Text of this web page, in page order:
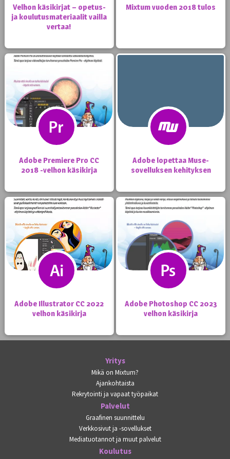
Velhon käsikirjat – opetus-
ja koulutusmateriaalit vailla
vertaa!
Mixtum vuoden 2018 tulos
Adobe Premiere Pro CC
2018 -velhon käsikirja
Adobe lopettaa Muse-
sovelluksen kehityksen
Adobe Illustrator CC 2022
velhon käsikirja
Adobe Photoshop CC 2023
velhon käsikirja
Yritys
Mikä on Mixtum?
Ajankohtaista
Rekrytointi ja vapaat työpaikat
Palvelut
Graafinen suunnittelu
Verkkosivut ja -sovellukset
Mediatuotannot ja muut palvelut
Koulutus